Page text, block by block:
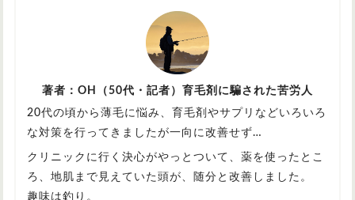
著者：OH（50代・記者）育毛剤に騙された苦労人
20代の頃から薄毛に悩み、育毛剤やサプリなどいろいろ
な対策を行ってきましたが一向に改善せず…
クリニックに行く決心がやっとついて、薬を使ったとこ
ろ、地肌まで見えていた頭が、随分と改善しました。
趣味は釣り。